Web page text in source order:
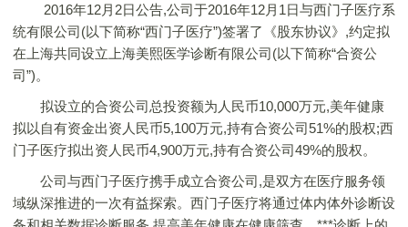
2016年12月2日公告,公司于2016年12月1日与西门子医疗系
统有限公司(以下简称“西门子医疗”)签署了《股东协议》,约定拟
在上海共同设立上海美熙医学诊断有限公司(以下简称“合资公
司”)。
拟设立的合资公司总投资额为人民币10,000万元,美年健康
拟以自有资金出资人民币5,100万元,持有合资公司51%的股权;西
门子医疗拟出资人民币4,900万元,持有合资公司49%的股权。
公司与西门子医疗携手成立合资公司,是双方在医疗服务领
域纵深推进的一次有益探索。西门子医疗将通过体内体外诊断设